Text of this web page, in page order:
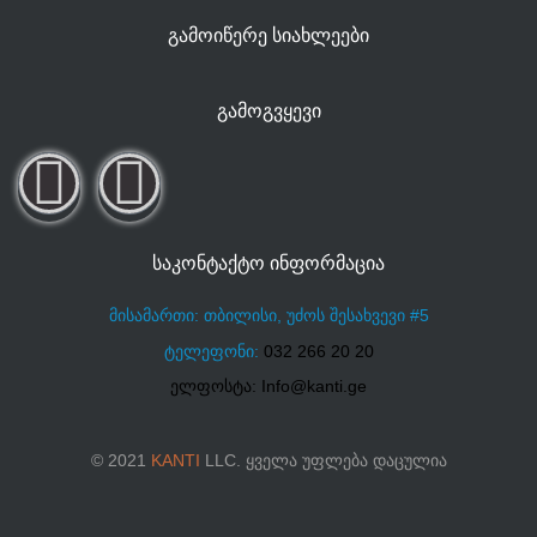
ᲒᲐᲛᲝᲘᲬᲔᲠᲔ ᲡᲘᲐᲮᲚᲔᲔᲑᲘ
ᲒᲐᲛᲝᲒᲕᲧᲔᲕᲘ
ᲡᲐᲙᲝᲜᲢᲐᲥᲢᲝ ᲘᲜᲤᲝᲠᲛᲐᲪᲘᲐ
მისამართი: თბილისი, უძოს შესახვევი #5
ტელეფონი: 032 266 20 20
ელფოსტა: Info@kanti.ge
© 2021 KANTI LLC. ყველა უფლება დაცულია